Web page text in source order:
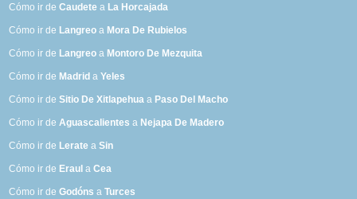
Cómo ir deCaudete a La Horcajada
Cómo ir de Langreo a Mora De Rubielos
Cómo ir de Langreo a Montoro De Mezquita
Cómo ir de Madrid aYeles
Cómo ir deSitio De Xitlapehua a Paso Del Macho
Cómo ir deAguascalientes a Nejapa De Madero
Cómo ir de Lerate aSin
Cómo ir de Eraul aCea
Cómo ir deGodóns aTurces